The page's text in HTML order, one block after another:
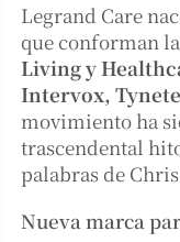
Legrand Care
que conforman
Living y
Intervox,
movimiento ha
trascendental
palabras de
Nueva marca